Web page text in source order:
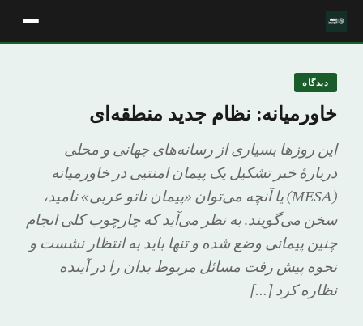
دیدگاه
خاورمیانه: نظام جدید منطقه‌ای
این روزها بسیاری از رسانه‌های جهانی و محلی
دربارهٔ خبر تشکیل یک پیمان امنتیی در خاورمیانه
(MESA) یا آنچه می‌توان «پیمان ناتو عربی» نامید،
سخن می‌گویند. به نظر می‌آید که چارچوب کلی انجام
چنین پیمانی وضع شده و تنها باید به انتظار نشست و
نحوه پیش رفت مسائل مربوط بدان را در آینده
نظاره کرد […]